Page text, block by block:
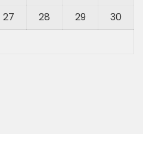
27 28 29
30